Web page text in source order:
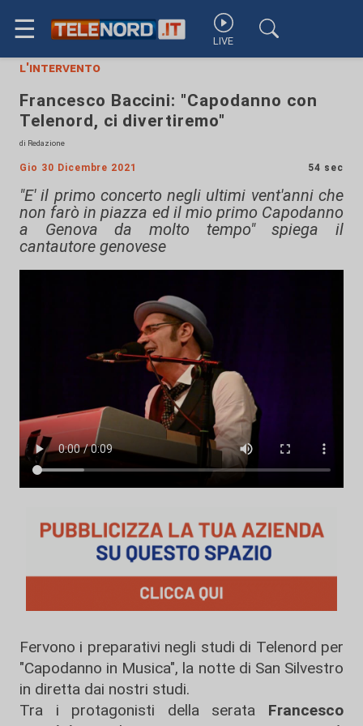
☰ LIVE
l'intervento
Francesco Baccini: "Capodanno con
Telenord, ci divertiremo"
di Redazione
Gio 30 Dicembre 2021 54 sec
"E' il primo concerto negli ultimi vent'anni che
non farò in piazza ed il mio primo Capodanno
a Genova da molto tempo" spiega il
cantautore genovese
Fervono i preparativi negli studi di Telenord per
"Capodanno in Musica", la notte di San Silvestro
in diretta dai nostri studi.
Tra i protagonisti della serata Francesco